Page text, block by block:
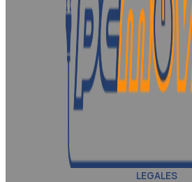
LEGALES